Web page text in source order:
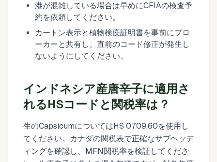
港が混雑している場合は早めにCFIAの検査予
約を依頼してください。
カートン表示と植物検疫証明書を事前にブロ
ーカーと共有し、直前のコード修正が発生し
ないようにしてください。
インドネシア産唐辛子に適用さ
れるHSコードと関税率は？
生のCapsicumについてはHS 0709.60を使用し
てください。カナダの関税表で正確なサブヘッデ
ィングを確認し、MFN関税率を検証してくださ